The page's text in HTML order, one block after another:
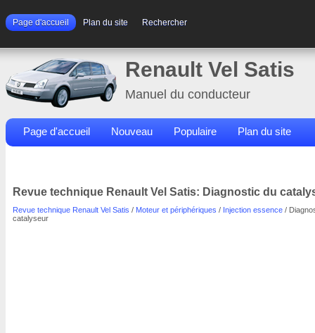
Page d'accueil Plan du site Rechercher
Renault Vel Satis
Manuel du conducteur
Page d'accueil Nouveau Populaire Plan du site
Revue technique Renault Vel Satis: Diagnostic du
Revue technique Renault Vel Satis / Moteur et périphériques / Injection essence /
catalyseur